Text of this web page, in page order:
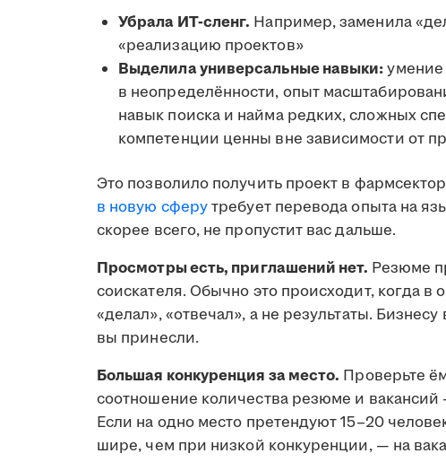
Убрала ИТ-сленг. Например, заменила
«реализацию проектов»
Выделила универсальные навыки:умение
в неопределённости, опыт
навык поиска и найма редких, сложных
компетенции ценны вне зависимости от
Это позволило получить проект в
в новую сферутребует перевода опыта на
скорее всего, не пропустит вас дальше.
Просмотры есть, приглашений нет. Резюме
соискателя. Обычно это происходит, когда
«делал», «отвечал», а не результаты.
вы принесли.
Большая конкуренция за место. Проверьте
соотношение количества резюме и
Если на одно место претендуют 15–20
шире, чем при низкой конкуренции, — на